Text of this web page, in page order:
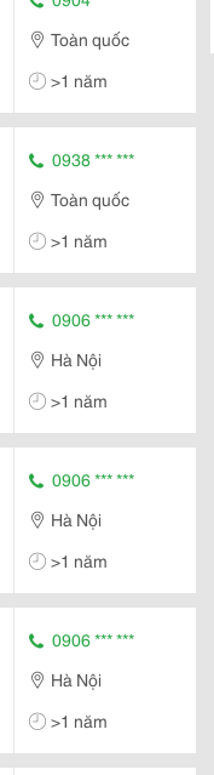
Toàn quốc
>1 năm
0938 *** ***
Toàn quốc
>1 năm
0906 *** ***
Hà Nội
>1 năm
0906 *** ***
Hà Nội
>1 năm
0906 *** ***
Hà Nội
>1 năm